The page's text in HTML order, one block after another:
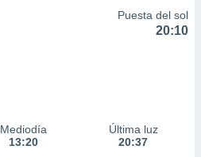
Puesta del sol
20:10
Mediodía
13:20
Última luz
20:37